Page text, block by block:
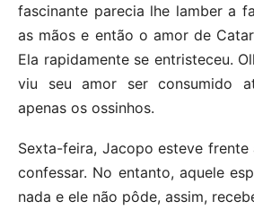
fascinante parecia lhe lamber a
as mãos e então o amor de
Ela rapidamente se entristeceu.
viu seu amor ser consumido
apenas os ossinhos.
Sexta-feira, Jacopo esteve frente
confessar. No entanto, aquele
nada e ele não pôde, assim,